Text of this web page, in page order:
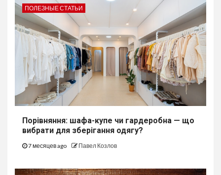
ПОЛЕЗНЫЕ СТАТЬИ
Порівняння: шафа-купе чи гардеробна — що
вибрати для зберігання одягу?
7 месяцев ago Павел Козлов